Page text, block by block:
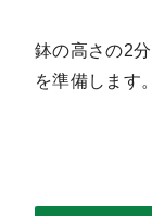
鉢の高さの2
を準備します。